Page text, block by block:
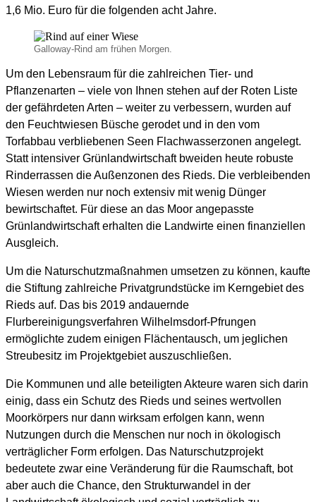
1,6 Mio. Euro für die folgenden acht Jahre.
Galloway-Rind am frühen Morgen.
Um den Lebensraum für die zahlreichen Tier- und
Pflanzenarten – viele von Ihnen stehen auf der Roten Liste
der gefährdeten Arten – weiter zu verbessern, wurden auf
den Feuchtwiesen Büsche gerodet und in den vom
Torfabbau verbliebenen Seen Flachwasserzonen angelegt.
Statt intensiver Grünlandwirtschaft bweiden heute robuste
Rinderrassen die Außenzonen des Rieds. Die verbleibenden
Wiesen werden nur noch extensiv mit wenig Dünger
bewirtschaftet. Für diese an das Moor angepasste
Grünlandwirtschaft erhalten die Landwirte einen finanziellen
Ausgleich.
Um die Naturschutzmaßnahmen umsetzen zu können, kaufte
die Stiftung zahlreiche Privatgrundstücke im Kerngebiet des
Rieds auf. Das bis 2019 andauernde
Flurbereinigungsverfahren Wilhelmsdorf-Pfrungen
ermöglichte zudem einigen Flächentausch, um jeglichen
Streubesitz im Projektgebiet auszuschließen.
Die Kommunen und alle beteiligten Akteure waren sich darin
einig, dass ein Schutz des Rieds und seines wertvollen
Moorkörpers nur dann wirksam erfolgen kann, wenn
Nutzungen durch die Menschen nur noch in ökologisch
verträglicher Form erfolgen. Das Naturschutzprojekt
bedeutete zwar eine Veränderung für die Raumschaft, bot
aber auch die Chance, den Strukturwandel in der